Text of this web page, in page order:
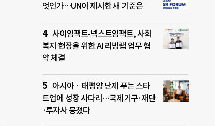
엇인가…UN이 제시한 새 기준은
사이임팩트-넥스트임팩트, 사회
복지 현장을 위한 AI 리빙랩 업무 협
약 체결
아시아ㆍ태평양 난제 푸는 스타
트업에 성장 사다리…국제기구·재단
·투자사 뭉쳤다